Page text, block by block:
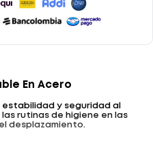
En Acero
y seguridad al
rutinas de higiene en las
desplazamiento.